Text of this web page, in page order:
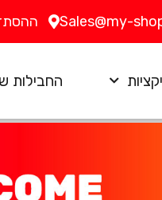
Sales@my- ההסתדרות 25,
החבילות